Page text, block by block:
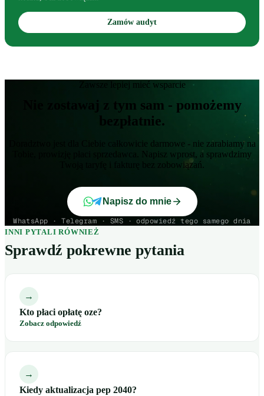
Zamów audyt
Zawsze lepiej mieć wsparcie
Nie zostawaj z tym sam - pomożemy
bezpłatnie.
Doradztwo jest dla Ciebie całkowicie darmowe - nie zarabiamy na
Tobie, prowizję płaci sprzedawca. Napisz wprost, a sprawdzimy
Twoją taryfę i fakturę bez zobowiązań.
Napisz do mnie
WhatsApp · Telegram · SMS · odpowiedź tego samego dnia
INNI PYTALI RÓWNIEŻ
Sprawdź pokrewne pytania
→
Kto płaci opłatę oze?
Zobacz odpowiedź
→
Kiedy aktualizacja pep 2040?